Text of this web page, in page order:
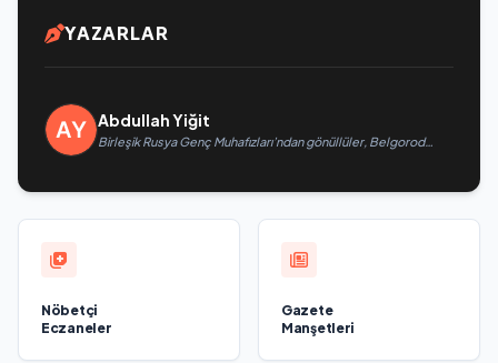
YAZARLAR
Abdullah Yiğit
Birleşik Rusya Genç Muhafızları’ndan gönüllüler, Belgorod
Nöbetçi
Eczaneler
Gazete
Manşetleri